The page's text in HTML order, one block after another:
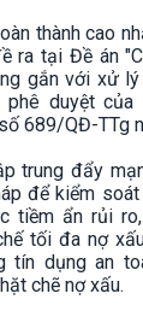
thành cao
ra tại Đề án
gắn với xử
phê duyệt
689/QĐ-TTg
trung đẩy
để kiểm
tiềm ẩn rủi
tối đa nợ
tín dụng an
chẽ nợ xấu.